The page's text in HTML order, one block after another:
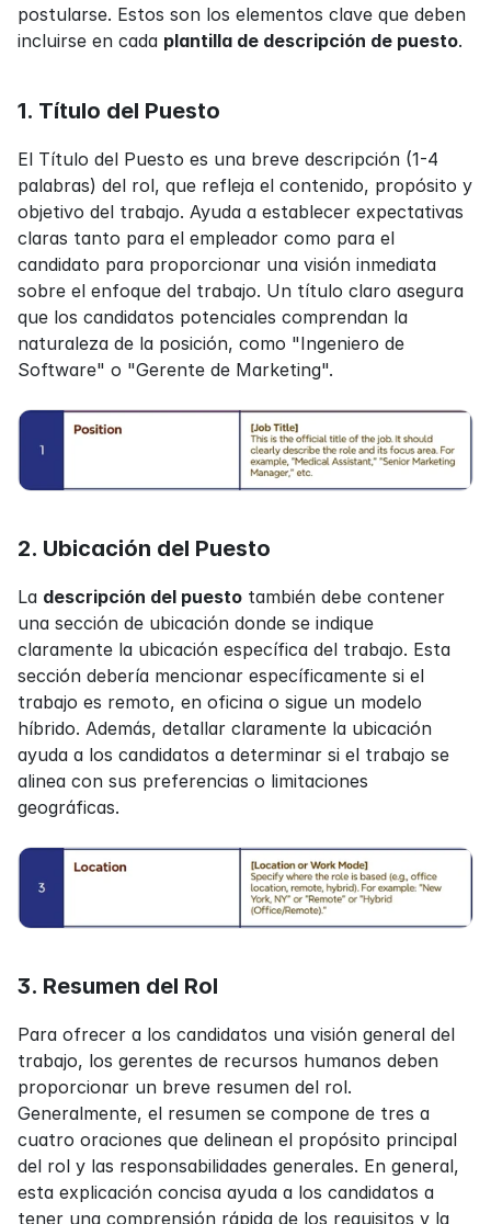
postularse. Estos son los elementos clave que deben
incluirse en cada plantilla de descripción de puesto.
1. Título del Puesto
El Título del Puesto es una breve descripción (1-4
palabras) del rol, que refleja el contenido, propósito y
objetivo del trabajo. Ayuda a establecer expectativas
claras tanto para el empleador como para el
candidato para proporcionar una visión inmediata
sobre el enfoque del trabajo. Un título claro asegura
que los candidatos potenciales comprendan la
naturaleza de la posición, como "Ingeniero de
Software" o "Gerente de Marketing".
2. Ubicación del Puesto
La descripción del puesto también debe contener
una sección de ubicación donde se indique
claramente la ubicación específica del trabajo. Esta
sección debería mencionar específicamente si el
trabajo es remoto, en oficina o sigue un modelo
híbrido. Además, detallar claramente la ubicación
ayuda a los candidatos a determinar si el trabajo se
alinea con sus preferencias o limitaciones
geográficas.
3. Resumen del Rol
Para ofrecer a los candidatos una visión general del
trabajo, los gerentes de recursos humanos deben
proporcionar un breve resumen del rol.
Generalmente, el resumen se compone de tres a
cuatro oraciones que delinean el propósito principal
del rol y las responsabilidades generales. En general,
esta explicación concisa ayuda a los candidatos a
tener una comprensión rápida de los requisitos y la